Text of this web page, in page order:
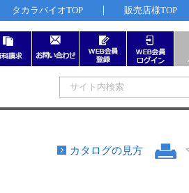
タカラバイオTOP 販売店様TOP
カタログの見方